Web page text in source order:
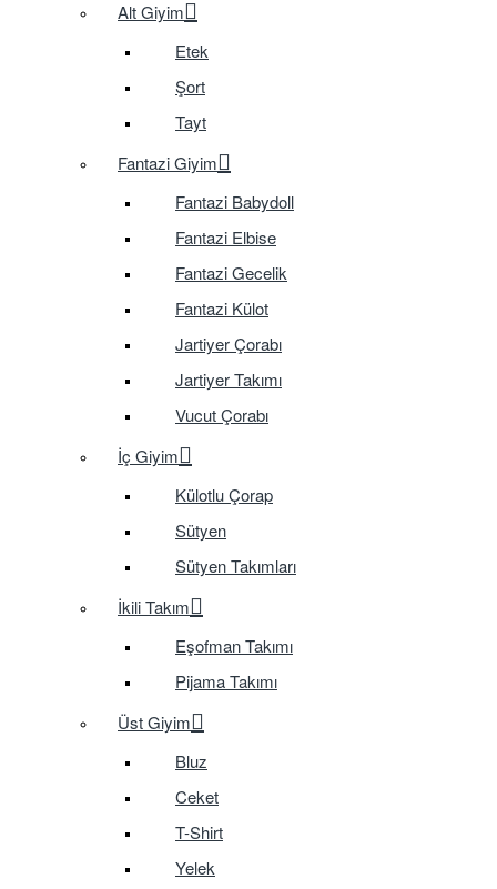
Alt Giyim
Etek
Şort
Tayt
Fantazi Giyim
Fantazi Babydoll
Fantazi Elbise
Fantazi Gecelik
Fantazi Külot
Jartiyer Çorabı
Jartiyer Takımı
Vucut Çorabı
İç Giyim
Külotlu Çorap
Sütyen
Sütyen Takımları
İkili Takım
Eşofman Takımı
Pijama Takımı
Üst Giyim
Bluz
Ceket
T-Shirt
Yelek